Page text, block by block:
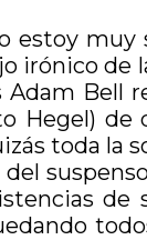
estoy
de
Bell
Hegel)
toda
de